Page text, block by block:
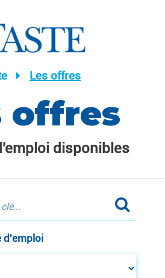
Les offres
offres
disponibles
d'emploi